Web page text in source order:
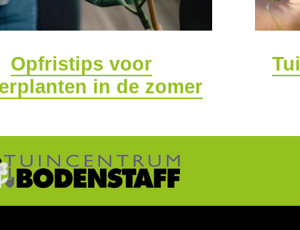
Opfristips voor
in de zomer